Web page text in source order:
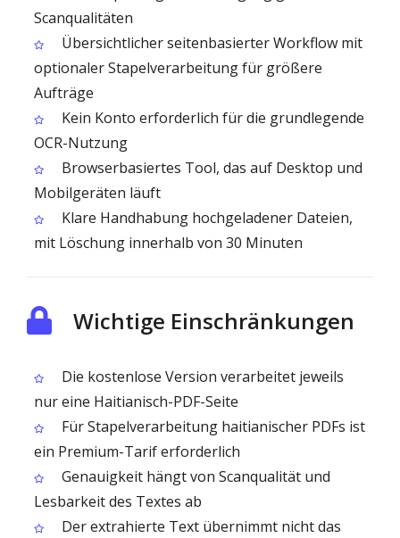
Scanqualitäten
Übersichtlicher seitenbasierter Workflow mit
optionaler Stapelverarbeitung für größere
Aufträge
Kein Konto erforderlich für die grundlegende
OCR-Nutzung
Browserbasiertes Tool, das auf Desktop und
Mobilgeräten läuft
Klare Handhabung hochgeladener Dateien,
mit Löschung innerhalb von 30 Minuten
Wichtige Einschränkungen
Die kostenlose Version verarbeitet jeweils
nur eine Haitianisch-PDF-Seite
Für Stapelverarbeitung haitianischer PDFs ist
ein Premium-Tarif erforderlich
Genauigkeit hängt von Scanqualität und
Lesbarkeit des Textes ab
Der extrahierte Text übernimmt nicht das